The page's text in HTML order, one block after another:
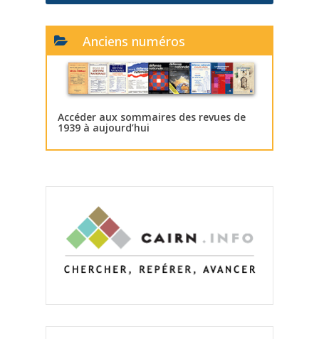
Anciens numéros
Accéder aux sommaires des revues de
1939 à aujourd’hui